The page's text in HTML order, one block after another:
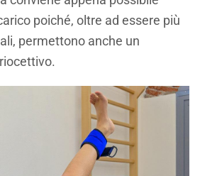
poiché, oltre ad essere più
permettono anche un